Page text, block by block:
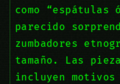
como “espátulas
parecido
zumbadores
tamaño. Las
incluyen